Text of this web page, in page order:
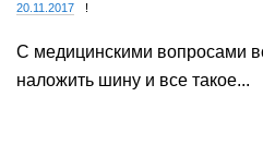
20.11.2017 !
С медицинскими вопросами
наложить шину и все такое...